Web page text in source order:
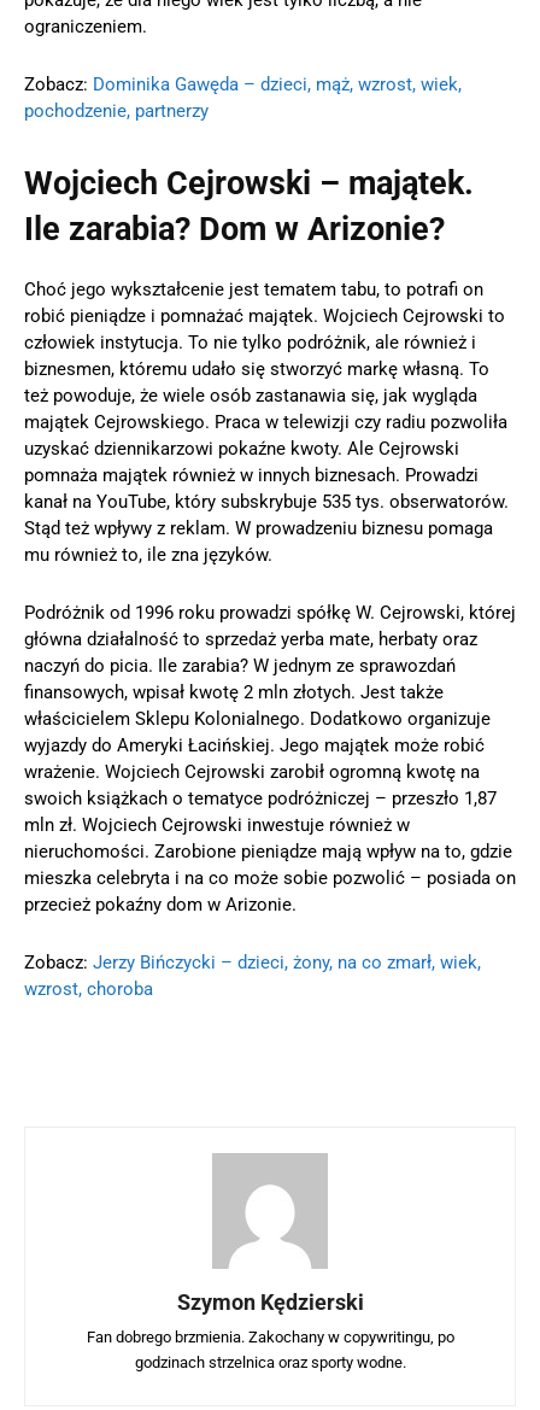
ograniczeniem.
Zobacz: Dominika Gawęda – dzieci, mąż, wzrost, wiek,
pochodzenie, partnerzy
Wojciech Cejrowski – majątek.
Ile zarabia? Dom w Arizonie?
Choć jego wykształcenie jest tematem tabu, to potrafi on
robić pieniądze i pomnażać majątek. Wojciech Cejrowski to
człowiek instytucja. To nie tylko podróżnik, ale również i
biznesmen, któremu udało się stworzyć markę własną. To
też powoduje, że wiele osób zastanawia się, jak wygląda
majątek Cejrowskiego. Praca w telewizji czy radiu pozwoliła
uzyskać dziennikarzowi pokaźne kwoty. Ale Cejrowski
pomnaża majątek również w innych biznesach. Prowadzi
kanał na YouTube, który subskrybuje 535 tys. obserwatorów.
Stąd też wpływy z reklam. W prowadzeniu biznesu pomaga
mu również to, ile zna języków.
Podróżnik od 1996 roku prowadzi spółkę W. Cejrowski, której
główna działalność to sprzedaż yerba mate, herbaty oraz
naczyń do picia. Ile zarabia? W jednym ze sprawozdań
finansowych, wpisał kwotę 2 mln złotych. Jest także
właścicielem Sklepu Kolonialnego. Dodatkowo organizuje
wyjazdy do Ameryki Łacińskiej. Jego majątek może robić
wrażenie. Wojciech Cejrowski zarobił ogromną kwotę na
swoich książkach o tematyce podróżniczej – przeszło 1,87
mln zł. Wojciech Cejrowski inwestuje również w
nieruchomości. Zarobione pieniądze mają wpływ na to, gdzie
mieszka celebryta i na co może sobie pozwolić – posiada on
przecież pokaźny dom w Arizonie.
Zobacz: Jerzy Bińczycki – dzieci, żony, na co zmarł, wiek,
wzrost, choroba
Szymon Kędzierski
Fan dobrego brzmienia. Zakochany w copywritingu, po
godzinach strzelnica oraz sporty wodne.